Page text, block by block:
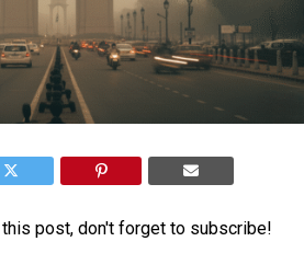
post, don't forget to subscribe!